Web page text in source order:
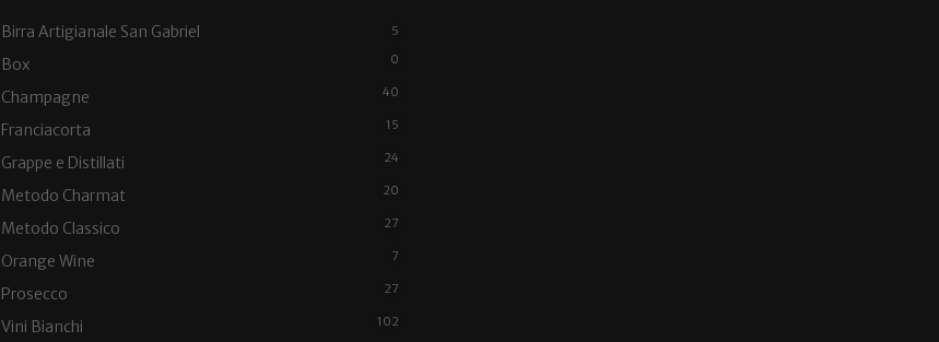
Birra Artigianale San Gabriel 5
Box 0
Champagne 40
Franciacorta 15
Grappe e Distillati 24
Metodo Charmat 20
Metodo Classico 27
Orange Wine 7
Prosecco 27
Vini Bianchi 102